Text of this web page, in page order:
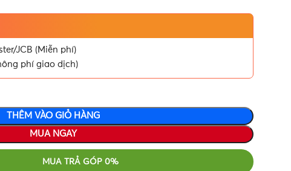
JCB (Miễn phí)
phí giao dịch)
THÊM VÀO GIỎ HÀNG
MUA NGAY
MUA TRẢ GÓP 0%